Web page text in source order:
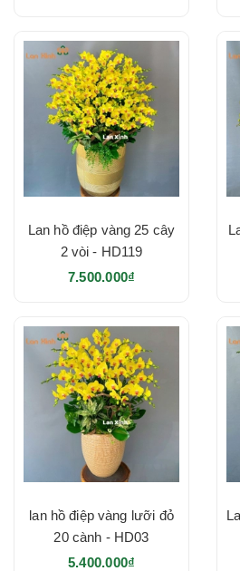
Lan hồ điệp vàng 25 cây
2 vòi - HD119
7.500.000₫
lan hồ điệp vàng lưỡi đỏ
20 cành - HD03
5.400.000₫